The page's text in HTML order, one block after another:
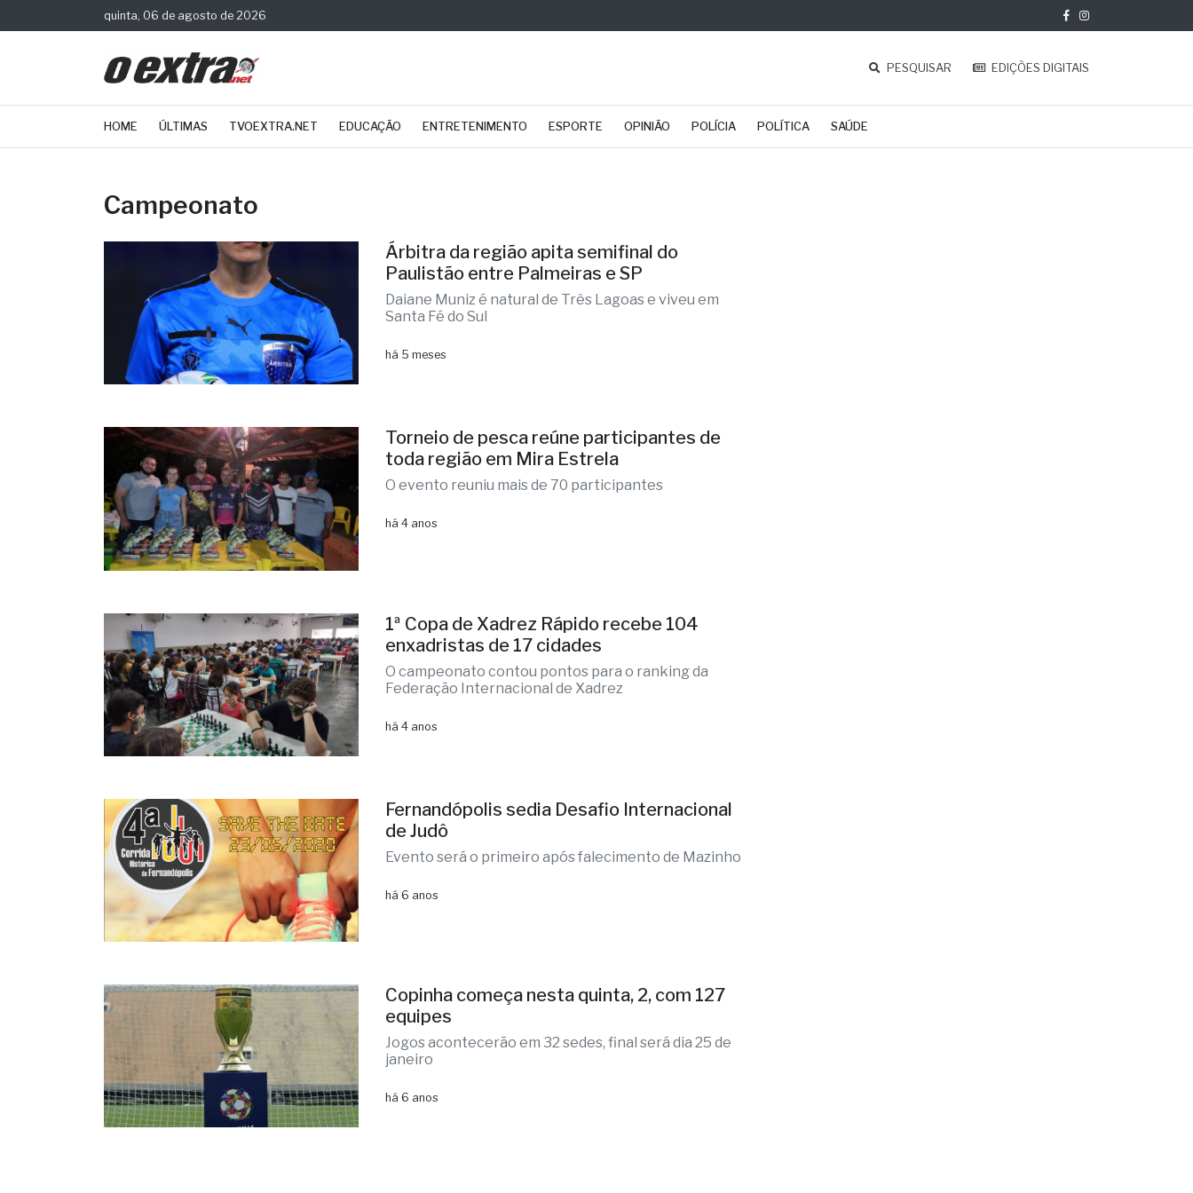
quinta, 06 de agosto de 2026
PESQUISAR EDIÇÕES DIGITAIS
HOME ÚLTIMAS TVOEXTRA.NET EDUCAÇÃO ENTRETENIMENTO ESPORTE OPINIÃO POLÍCIA POLÍTICA SAÚDE
Campeonato
Árbitra da região apita semifinal do
Paulistão entre Palmeiras e SP
Daiane Muniz é natural de Três Lagoas e viveu em
Santa Fé do Sul
há 5 meses
Torneio de pesca reúne participantes de
toda região em Mira Estrela
O evento reuniu mais de 70 participantes
há 4 anos
1ª Copa de Xadrez Rápido recebe 104
enxadristas de 17 cidades
O campeonato contou pontos para o ranking da
Federação Internacional de Xadrez
há 4 anos
Fernandópolis sedia Desafio Internacional
de Judô
Evento será o primeiro após falecimento de Mazinho
há 6 anos
Copinha começa nesta quinta, 2, com 127
equipes
Jogos acontecerão em 32 sedes, final será dia 25 de
janeiro
há 6 anos